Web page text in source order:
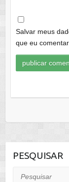
Salvar meus
que eu comentar.
PESQUISAR
Pesquisar